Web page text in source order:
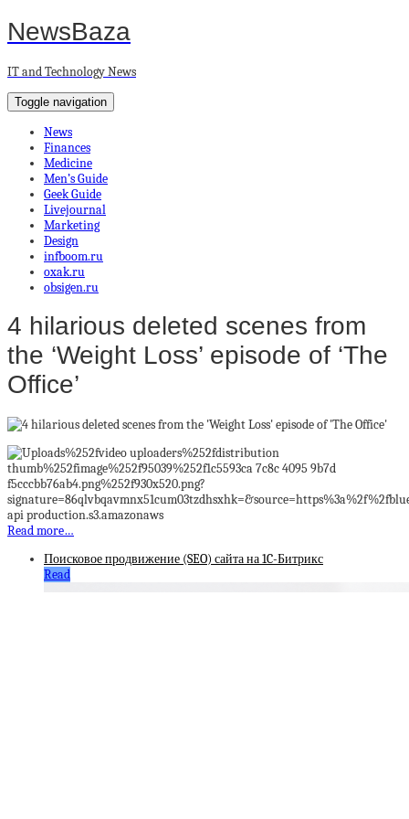
NewsBaza
IT and Technology News
Toggle navigation
News
Finances
Medicine
Men’s Guide
Geek Guide
Livejournal
Marketing
Design
infboom.ru
oxak.ru
obsigen.ru
4 hilarious deleted scenes from
the ‘Weight Loss’ episode of ‘The
Office’
Read more…
Поисковое продвижение (SEO) сайта на 1C-Битрикс
Read